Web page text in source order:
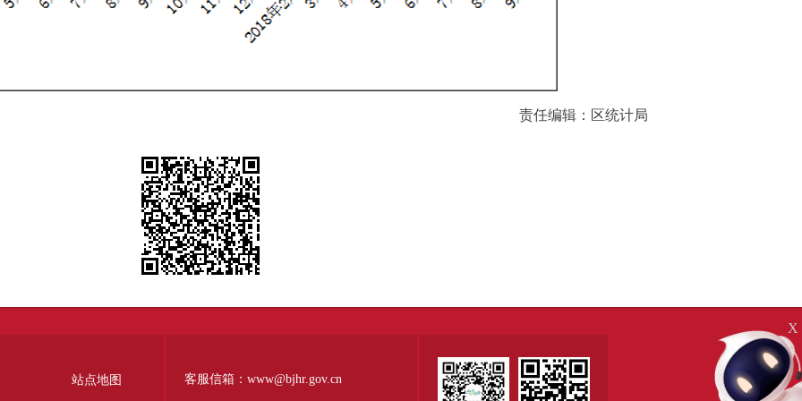
责任编辑：区统计局
站点地图 客服信箱：www@bjhr.gov.cn
X